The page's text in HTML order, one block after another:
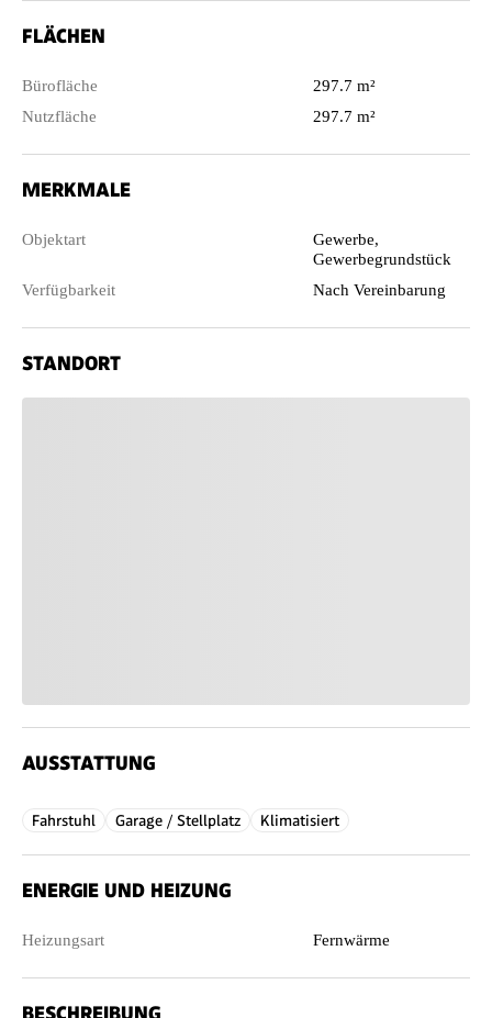
FLÄCHEN
Bürofläche
297.7 m²
Nutzfläche
297.7 m²
MERKMALE
Objektart
Gewerbe,
Gewerbegrundstück
Verfügbarkeit
Nach Vereinbarung
STANDORT
AUSSTATTUNG
Fahrstuhl Garage / Stellplatz Klimatisiert
ENERGIE UND HEIZUNG
Heizungsart Fernwärme
BESCHREIBUNG